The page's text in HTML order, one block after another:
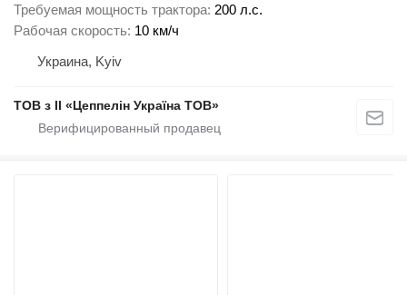
Требуемая мощность трактора 200 л.с.
Рабочая скорость 10 км/ч
Украина, Kyiv
ТОВ з ІІ «Цеппелін Україна ТОВ»